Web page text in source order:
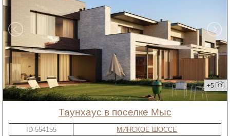
+5
таунхаус в поселке Мыс
ID-554155
МИНСКОЕ ШОССЕ